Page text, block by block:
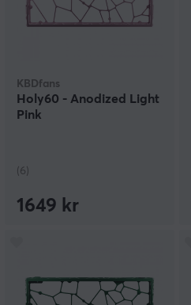
KBDfans
Holy60 - Anodized Light
Pink
(6)
1649 kr